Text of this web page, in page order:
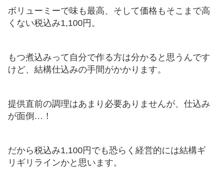
ボリューミーで味も最高、そして価格もそこまで高
くない税込み1,100円。
もつ煮込みって自分で作る方は分かると思うんです
けど、結構仕込みの手間がかかります。
提供直前の調理はあまり必要ありませんが、仕込み
が面倒…！
だから税込み1,100円でも恐らく経営的には結構ギ
リギリラインかと思います。